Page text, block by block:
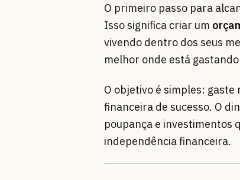
O primeiro passo para
Isso significa criar um
vivendo dentro dos seus
melhor onde está
O objetivo é simples:
financeira de sucesso. O
poupança e investimentos
independência financeira.